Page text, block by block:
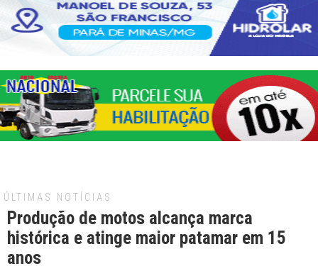
ÚLTIMAS NOTÍCIAS
Produção de motos alcança marca
histórica e atinge maior patamar em 15
anos